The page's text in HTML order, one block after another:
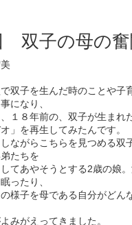
双子の母の奮
双子を生んだ時のことや子
になり、
１８年前の、双子が生まれ
」を再生してみたんです。
ながらこちらを見つめる双
たちを
てあやそうとする2歳の娘
ったり、
様子を母である自分がどん
みがえってきました。